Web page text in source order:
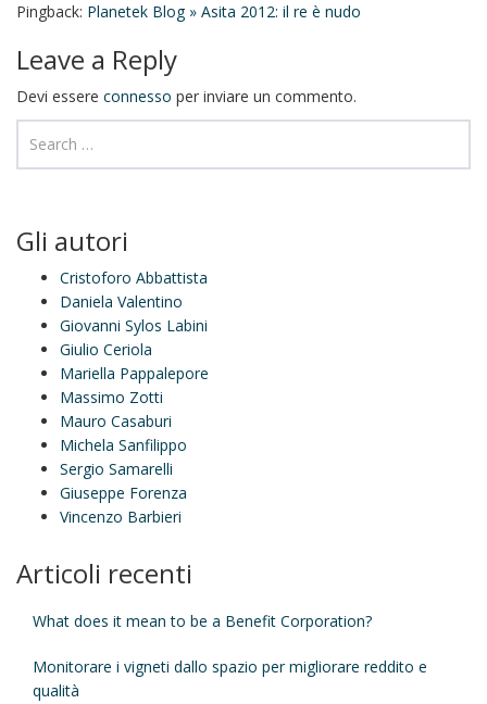
Pingback: Planetek Blog » Asita 2012: il re è nudo
Leave a Reply
Devi essere connesso per inviare un commento.
Gli autori
Cristoforo Abbattista
Daniela Valentino
Giovanni Sylos Labini
Giulio Ceriola
Mariella Pappalepore
Massimo Zotti
Mauro Casaburi
Michela Sanfilippo
Sergio Samarelli
Giuseppe Forenza
Vincenzo Barbieri
Articoli recenti
What does it mean to be a Benefit Corporation?
Monitorare i vigneti dallo spazio per migliorare reddito e
qualità